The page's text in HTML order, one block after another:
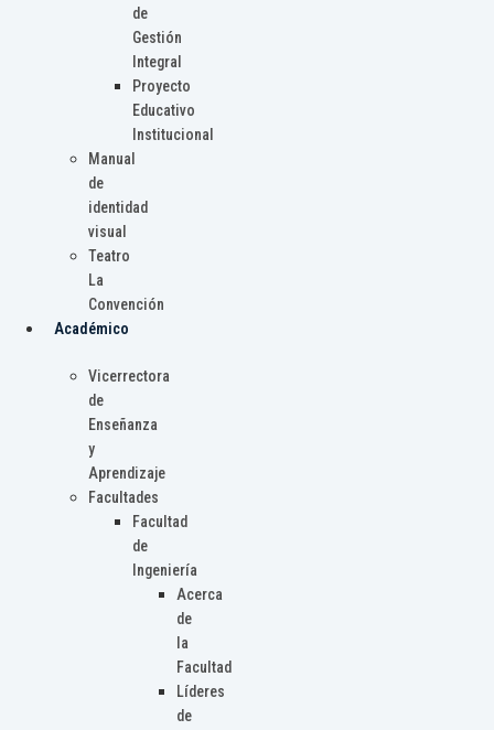
de
Gestión
Integral
Proyecto
Educativo
Institucional
Manual
de
identidad
visual
Teatro
La
Convención
Académico
Vicerrectora
de
Enseñanza
y
Aprendizaje
Facultades
Facultad
de
Ingeniería
Acerca
de
la
Facultad
Líderes
de